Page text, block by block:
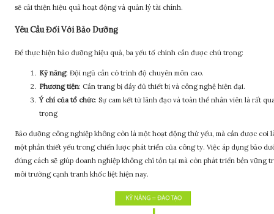
sẽ cải thiện hiệu quả hoạt động và quản lý tài chính.
Yêu Cầu Đối Với Bảo Dưỡng
Để thực hiện bảo dưỡng hiệu quả, ba yếu tố chính cần được chú trọng:
Kỹ năng: Đội ngũ cần có trình độ chuyên môn cao.
Phương tiện: Cần trang bị đầy đủ thiết bị và công nghệ hiện đại.
Ý chí của tổ chức: Sự cam kết từ lãnh đạo và toàn thể nhân viên là rất
trọng
Bảo dưỡng công nghiệp không còn là một hoạt động thứ yếu, mà cần được coi
một phần thiết yếu trong chiến lược phát triển của công ty. Việc áp dụng bảo
đúng cách sẽ giúp doanh nghiệp không chỉ tồn tại mà còn phát triển bền vững
môi trường cạnh tranh khốc liệt hiện nay.